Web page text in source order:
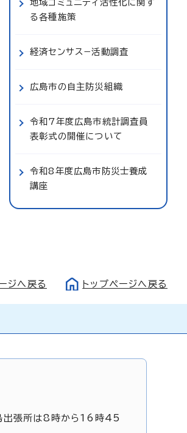
地域コミュニティ活性化に関す
る各種施策
経済センサス−活動調査
広島市の自主防災組織
令和7年度広島市統計調査員
表彰式の開催について
令和8年度広島市防災士養成
講座
ジへ戻る トップページへ戻る
出張所は8時から16時45